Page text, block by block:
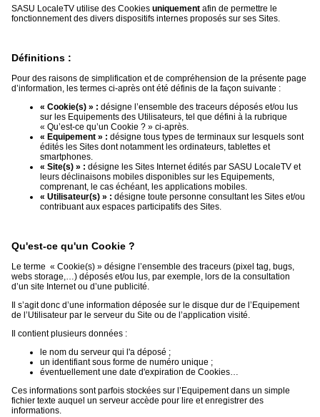
Blogs
Inscription
pro
Accès
SASU LocaleTV utilise des Cookies uniquement afin de permettre le
fonctionnement des divers dispositifs internes proposés sur ses Sites.
Définitions :
Pour des raisons de simplification et de compréhension de la présente page
d’information, les termes ci-après ont été définis de la façon suivante :
« Cookie(s) » : désigne l’ensemble des traceurs déposés et/ou lus
sur les Equipements des Utilisateurs, tel que défini à la rubrique
« Qu’est-ce qu’un Cookie ? » ci-après.
« Equipement » : désigne tous types de terminaux sur lesquels sont
édités les Sites dont notamment les ordinateurs, tablettes et
smartphones.
« Site(s) » : désigne les Sites Internet édités par SASU LocaleTV et
leurs déclinaisons mobiles disponibles sur les Equipements,
comprenant, le cas échéant, les applications mobiles.
« Utilisateur(s) » : désigne toute personne consultant les Sites et/ou
contribuant aux espaces participatifs des Sites.
Qu'est-ce qu'un Cookie ?
Le terme « Cookie(s) » désigne l’ensemble des traceurs (pixel tag, bugs,
webs storage,…) déposés et/ou lus, par exemple, lors de la consultation
d’un site Internet ou d’une publicité.
Il s’agit donc d’une information déposée sur le disque dur de l’Equipement
de l’Utilisateur par le serveur du Site ou de l’application visité.
Il contient plusieurs données :
le nom du serveur qui l'a déposé ;
un identifiant sous forme de numéro unique ;
éventuellement une date d'expiration de Cookies…
Ces informations sont parfois stockées sur l’Equipement dans un simple
fichier texte auquel un serveur accède pour lire et enregistrer des
informations.